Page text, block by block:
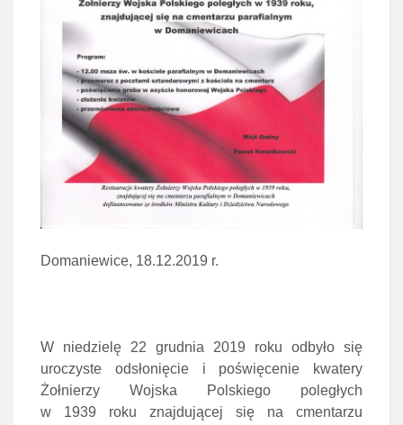
Domaniewice, 18.12.2019 r.
W niedzielę 22 grudnia 2019 roku odbyło się
uroczyste odsłonięcie i poświęcenie kwatery
Żołnierzy Wojska Polskiego poległych
w 1939 roku znajdującej się na cmentarzu